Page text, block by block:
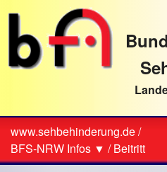
direkt
Textinhalt
Sie
sind
www.sehbehinderung.de/
BFS-NRW Infos ▼ /Beitritt